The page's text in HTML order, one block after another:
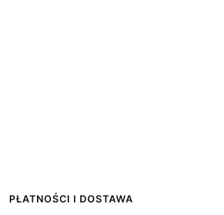
PŁATNOŚCI I DOSTAWA